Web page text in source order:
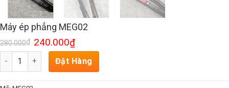
Máy ép phẳng MEG02
280.000₫ 240.000₫
Số lượng Đặt Hàng